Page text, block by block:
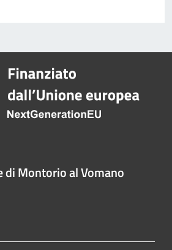
di Montorio al Vomano